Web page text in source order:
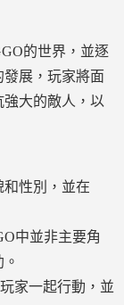
的世界，並逐
展，玩家將面
大的敵人，以
和性別，並在
中並非主要角
家一起行動，並